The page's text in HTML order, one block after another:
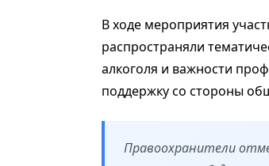
В ходе мероприятия
распространяли
алкоголя и важности
поддержку со стороны
Правоохранители